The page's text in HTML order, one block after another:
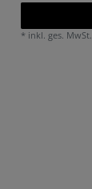
* inkl. ges. MwSt.